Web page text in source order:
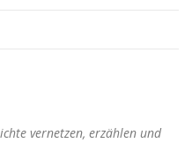
vernetzen, erzählen und